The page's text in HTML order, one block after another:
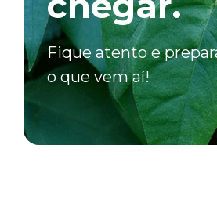
Fique atento e
o que vem aí!